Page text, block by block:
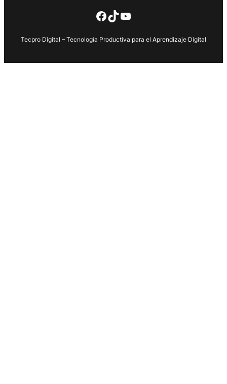
Facebook
TikTok
YouTube
Tecpro Digital – Tecnología Productiva para el Aprendizaje Digital